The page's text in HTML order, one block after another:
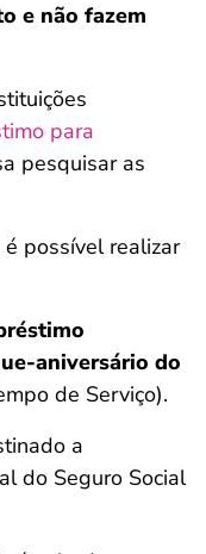
e não fazem
para
pesquisar as
possível realizar
aniversário do
de Serviço).
a
do Seguro Social